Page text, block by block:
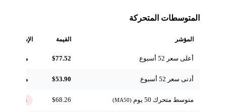
المتوسطات المتحركة
المؤشر القيمة الإشارة
أعلى سعر 52 أسبوع $77.52 مرجعي
أدنى سعر 52 أسبوع $53.90 مرجعي
متوسط متحرك 50 يوم $68.26 ↓ تحت